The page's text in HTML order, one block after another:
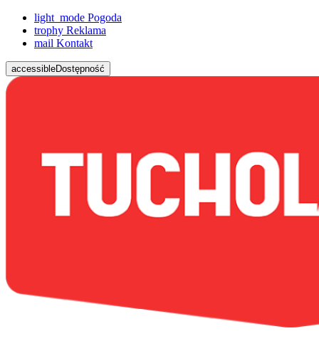
light_mode Pogoda
trophy Reklama
mail Kontakt
accessibleDostępność